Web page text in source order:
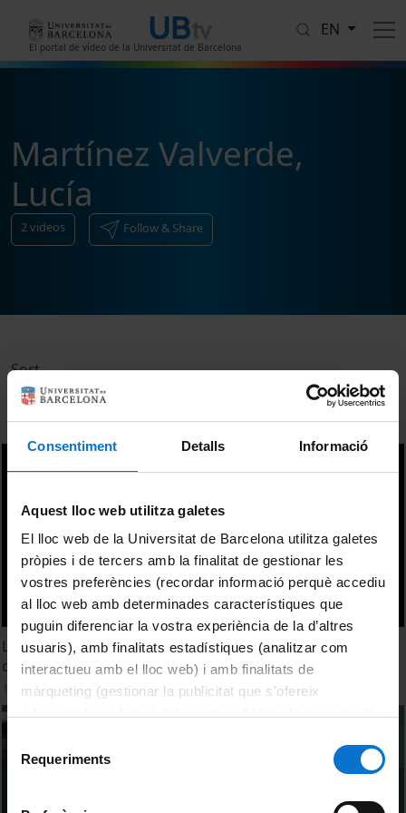
Consentiment Detalls Informació
Aquest lloc web utilitza galetes
El lloc web de la Universitat de Barcelona utilitza galetes
pròpies i de tercers amb la finalitat de gestionar les
vostres preferències (recordar informació perquè accediu
al lloc web amb determinades característiques que
puguin diferenciar la vostra experiència de la d’altres
usuaris), amb finalitats estadístiques (analitzar com
interactueu amb el lloc web) i amb finalitats de
màrqueting (gestionar la publicitat que s’ofereix
consultar laPolítica de galetes del lloc web de la
Requeriments
El portal de vídeo de la Universitat de Barcelona
EN
Martínez Valverde,
Lucía
2videos Follow & Share
Sort
La conservació preventiva del dipòsit del Prado. El rapte
de les sabines de la Biblioteca de Lletres
15 May, 2024